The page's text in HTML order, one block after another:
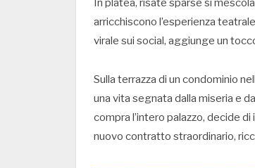
In platea, risate sparse si
arricchiscono l’esperienza
virale sui social, aggiunge un
Sulla terrazza di un condominio
una vita segnata dalla miseria e
compra l’intero palazzo, decide
nuovo contratto straordinario,